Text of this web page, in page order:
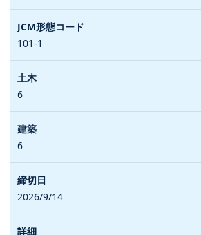
101-1
6
6
2026/9/14